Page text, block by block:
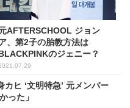
AFTERSCHOOL ジョン
、第2子の胎教方法は
のジェニー？
ヒ ‘文明特急’ 元メンバー
った」